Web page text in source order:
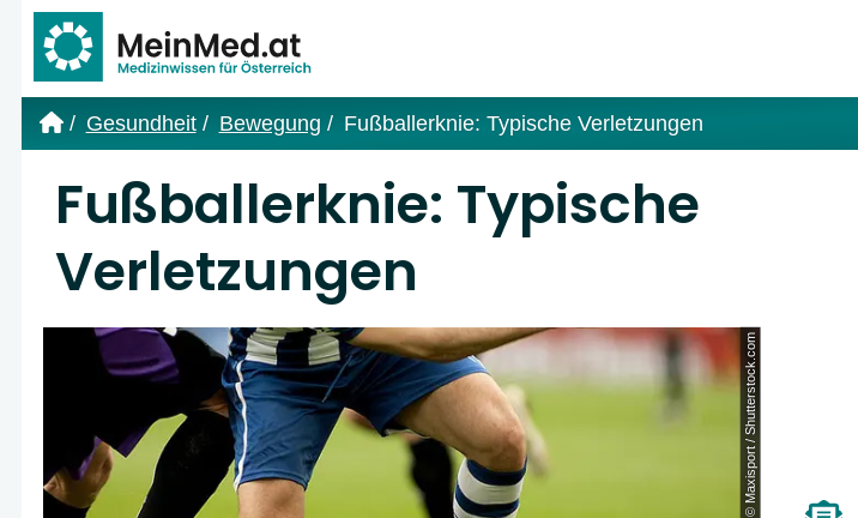
Gesundheit Bewegung Fußballerknie: Typische Verletzungen
Fußballerknie: Typische
Verletzungen
© Maxisport / Shutterstock.com